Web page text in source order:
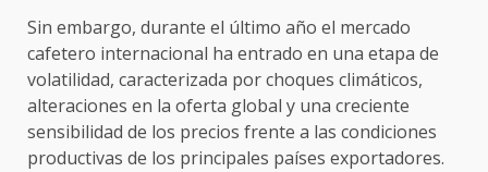
Sin embargo, durante el último año el mercado
cafetero internacional ha entrado en una etapa de
volatilidad, caracterizada por choques climáticos,
alteraciones en la oferta global y una creciente
sensibilidad de los precios frente a las condiciones
productivas de los principales países exportadores.